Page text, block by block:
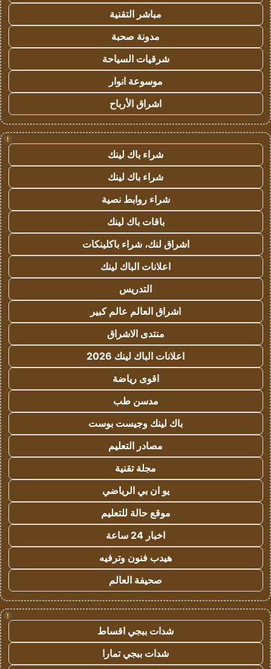
مباشر التقنية
مدونة صحبة
شرقيات السياحة
موسوعة انوار
اشراق الأرباح
!
شراء باك لينك
شراء باك لينك
شراء روابط نصية
باقات باك لينك
اشراق لنك، شراء باكلينكات
اعلانات الباك لينك
التدريس
اشراق العالم عالم كبير
منتدى الاشراق
اعلانات الباك لينك 2026
اقوى رياضة
مدسن طب
باك لينك وجيست بوست
مصادر التعليم
مجلة تقنية
يو ان بي الرياضي
موقع حالة للتعليم
اخبار 24 ساعة
هيدب فنون وترفيه
صحيفة العالم
!
شدات ببجي اقساط
شدات ببجي تمارا